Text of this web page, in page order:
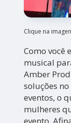
Clique na
Como você
musical
Amber
soluções
eventos, o
mulheres